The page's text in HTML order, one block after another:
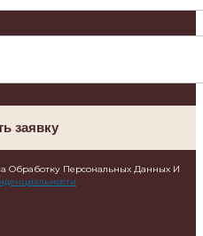
заявку
Обработку Персональных Данных И